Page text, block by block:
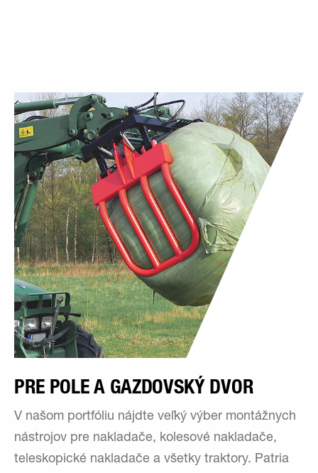
PRE POLE A GAZDOVSKÝ DVOR
V našom portfóliu nájdte veľký výber montážnych
nástrojov pre nakladače, kolesové nakladače,
teleskopické nakladače a všetky traktory. Patria